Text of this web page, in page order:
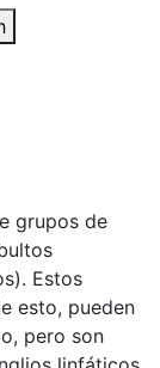
grupos de
Estos
esto, pueden
pero son